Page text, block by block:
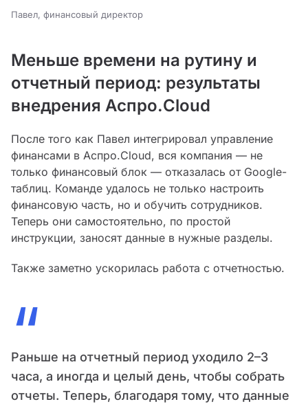
Павел, финансовый директор
Меньше времени на рутину и
отчетный период: результаты
внедрения Аспро.Cloud
После того как Павел интегрировал управление
финансами в Аспро.Cloud, вся компания — не
только финансовый блок — отказалась от Google-
таблиц. Команде удалось не только настроить
финансовую часть, но и обучить сотрудников.
Теперь они самостоятельно, по простой
инструкции, заносят данные в нужные разделы.
Также заметно ускорилась работа с отчетностью.
“
Раньше на отчетный период уходило 2–3
часа, а иногда и целый день, чтобы собрать
отчеты. Теперь, благодаря тому, что данные